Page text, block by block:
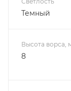
Темный
Высота ворса,
8